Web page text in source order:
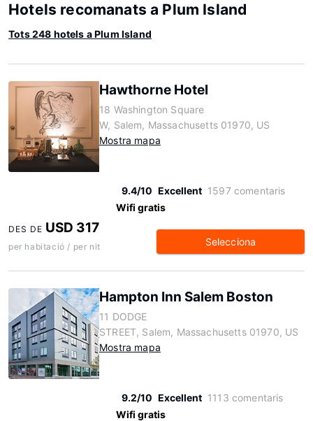
Hotels recomanats a Plum Island
Tots 248 hotels a Plum Island
Hawthorne Hotel
18 Washington Square
W, Salem, Massachusetts 01970, US
Mostra mapa
9.4/10 Excellent 1597 comentaris
Wifi gratis
DES DE USD 317
per habitació / per nit Selecciona
Hampton Inn Salem Boston
11 DODGE
STREET, Salem, Massachusetts 01970, US
Mostra mapa
9.2/10 Excellent 1113 comentaris
Wifi gratis